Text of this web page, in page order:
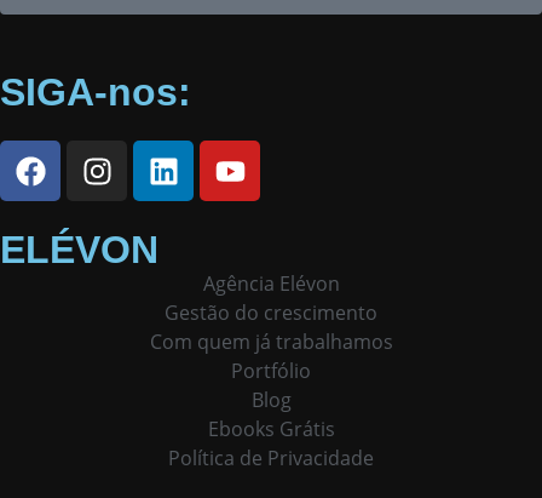
SIGA-nos:
ELÉVON
Agência Elévon
Gestão do crescimento
Com quem já trabalhamos
Portfólio
Blog
Ebooks Grátis
Política de Privacidade